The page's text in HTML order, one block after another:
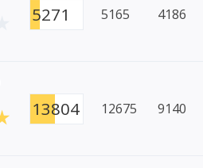
5271 5165 4186
13804 12675 9140